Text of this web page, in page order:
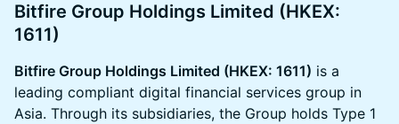
Bitfire Group Holdings Limited (HKEX:
1611)
Bitfire Group Holdings Limited (HKEX: 1611) is a
leading compliant digital financial services group in
Asia. Through its subsidiaries, the Group holds Type 1